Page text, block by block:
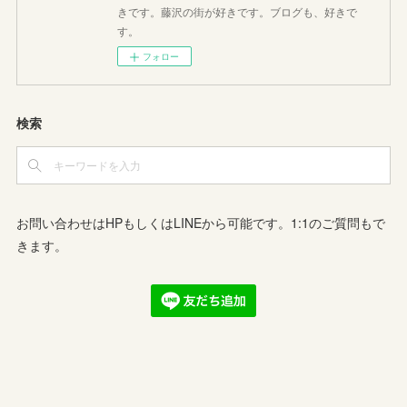
きです。藤沢の街が好きです。ブログも、好きで
す。
フォロー
検索
お問い合わせはHPもしくはLINEから可能です。1:1のご質問もで
きます。